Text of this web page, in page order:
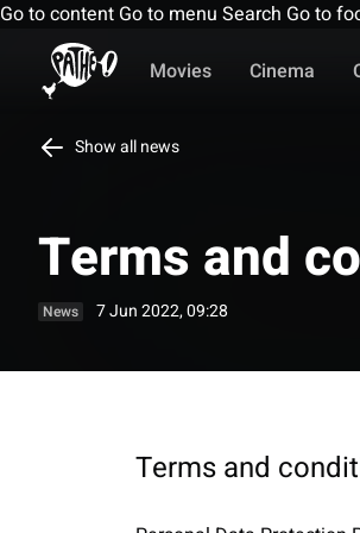
Go to content Go to menu Search Go to
Movies
Cinema
Show all news
Terms and
News 7 Jun 2022, 09:28
Terms and